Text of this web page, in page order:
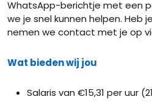
WhatsApp-berichtje met een
we je snel kunnen helpen. Heb
nemen we contact met je op
Wat bieden wij jou
Salaris van €15,31 per uur